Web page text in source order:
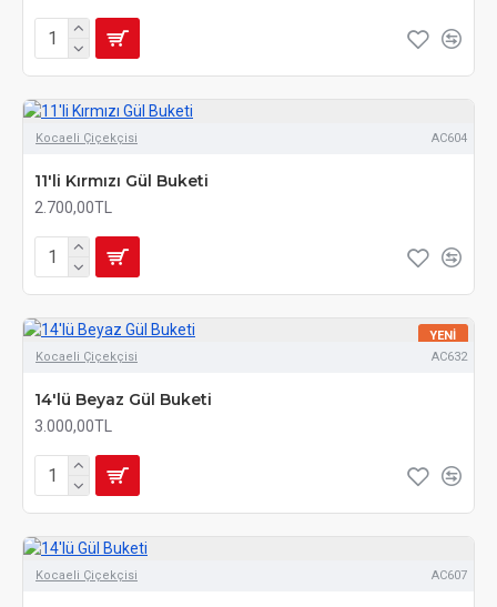
Kocaeli Çiçekçisi AC604
11'li Kırmızı Gül Buketi
2.700,00TL
YENI
Kocaeli Çiçekçisi
AC632
14'lü Beyaz Gül Buketi
3.000,00TL
Kocaeli Çiçekçisi AC607